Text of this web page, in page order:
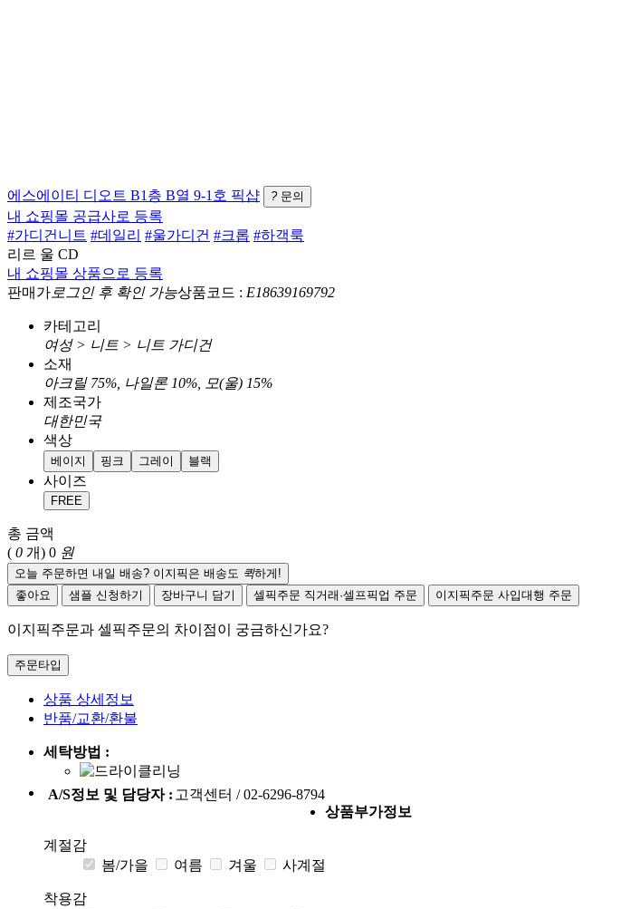
에스에이티 디오트 B1층 B열 9-1호 픽샵 ? 문의
내 쇼핑몰 공급사로 등록
#가디건니트 #데일리 #울가디건 #크롭 #하객룩
리르 울 CD
내 쇼핑몰 상품으로 등록
판매가 로그인 후 확인 가능상품코드 : E18639169792
카테고리
여성 > 니트 > 니트 가디건
소재
아크릴 75%, 나일론 10%, 모(울) 15%
제조국가
대한민국
색상
베이지 핑크 그레이 블랙
사이즈
FREE
총 금액
( 0 개) 0 원
오늘 주문하면 내일 배송? 이지픽은 배송도 퀵하게!
좋아요
샘플 신청하기 장바구니 담기 셀픽주문 직거래·셀프픽업 주문 이지픽주문 사입대행 주문
이지픽주문과 셀픽주문의 차이점이 궁금하신가요?
주문타입
상품 상세정보
반품/교환/환불
세탁방법 :
A/S정보 및 담당자 : 고객센터 / 02-6296-8794
상품부가정보
계절감
봄/가을
여름 겨울 사계절
착용감